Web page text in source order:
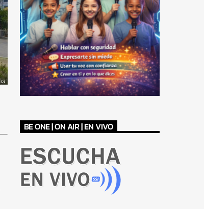
BE ONE | ON AIR | EN VIVO